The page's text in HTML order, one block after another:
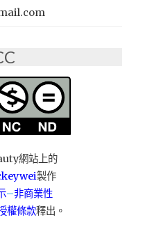
火
網站上的
製作
–非商業性
權條款釋出。